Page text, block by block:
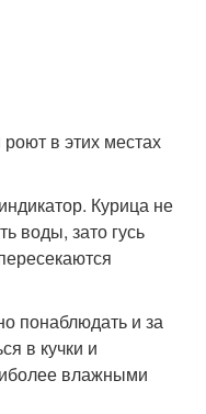
в этих местах
Курица не
воды, зато гусь
понаблюдать и за
в кучки и
влажными